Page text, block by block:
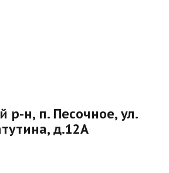
р-н, п. Песочное, ул.
д.12А